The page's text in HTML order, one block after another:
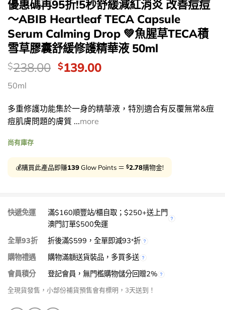
優惠碼再95折!5秒舒緩減紅消炎 改善痘痘
～ABIB Heartleaf TECA Capsule
Serum Calming Drop 💚魚腥草TECA積
雪草膠囊舒緩修護精華液 50ml
價
錢：
$238.00 Original
$238.00.
$139.00Current
$139.00.
50ml
多重修護功能集於一身的精華液，特別適合有反覆無常&痘
痘肌膚問題的膚質 ...more
尚有庫存
💰購買此產品即賺139Glow Points ＝ $2.78購物金!
快遞免運
滿$160順豐站/櫃自取；$250+送上門
澳門訂單$500免運
全單93折
折後滿$599，全單即減93*折
購物禮遇
購物滿額送貨裝品，多買多送
會員積分
登記會員，無門檻購物儲分回贈2%
全現貨發售，小部份補貨預售會有標明，3天送到！